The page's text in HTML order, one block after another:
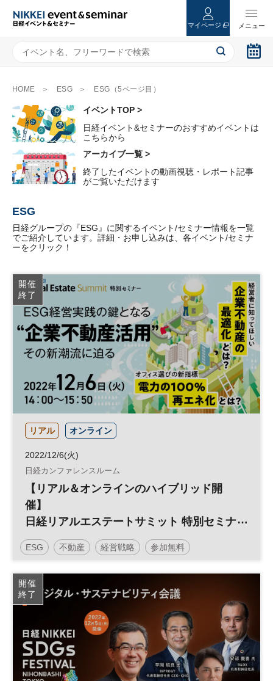
マイページ
HOME ESG ESG（5ページ目）
イベントTOP >
日経イベント&セミナーのおすすめイベントは
こちらから
アーカイブ一覧 >
終了したイベントの動画視聴・レポート記事
がご覧いただけます
ESG
日経グループの『ESG』に関するイベント/セミナー情報を一覧
でご紹介しています。詳細・お申し込みは、各イベント/セミナ
ーをクリック！
開催
終了
リアル オンライン
2022/12/6(火)
日経カンファレンスルーム
【リアル＆オンラインのハイブリッド開
催】
日経リアルエステートサミット 特別セミナ
ー
ESG経営実践の鍵となる「企業不動産活
用」その新潮流に迫る
ESG 不動産 経営戦略 参加無料
開催
終了